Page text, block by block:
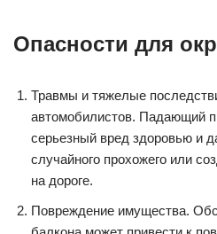
Опасности для
Травмы и тяжелые
автомобилистов. Падающий
серьезный вред здоровью и
случайного прохожего или
на дороге.
Повреждение имущества.